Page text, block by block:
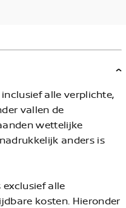
alle verplichte,
vallen de
wettelijke
anders is
exclusief alle
kosten. Hieronder